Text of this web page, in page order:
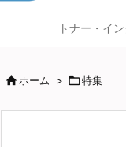
トナー・イ
ホーム > 特集